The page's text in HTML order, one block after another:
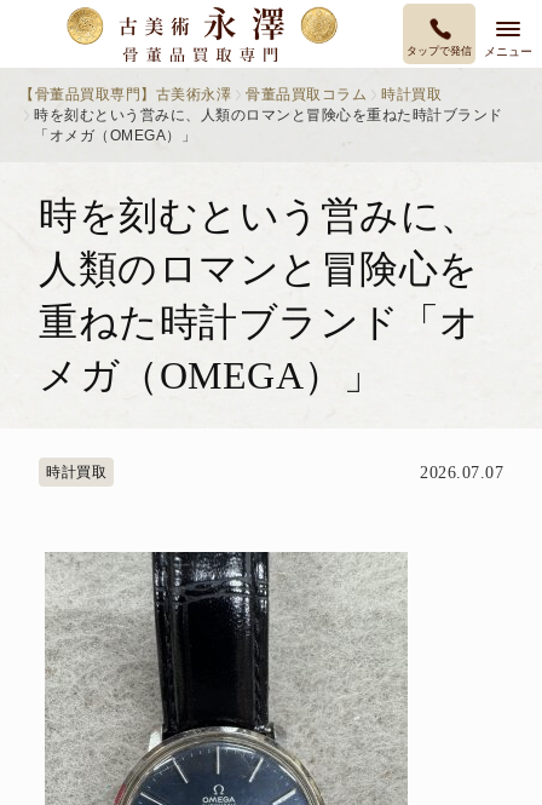
タップで発信 メニュー
【骨董品買取専門】古美術永澤 骨董品買取コラム
時計買取
時を刻むという営みに、人類のロマンと冒険心を重ねた時計ブランド
「オメガ（OMEGA）」
時を刻むという営みに、
人類のロマンと冒険心を
重ねた時計ブランド「オ
メガ（OMEGA）」
時計買取 2026.07.07